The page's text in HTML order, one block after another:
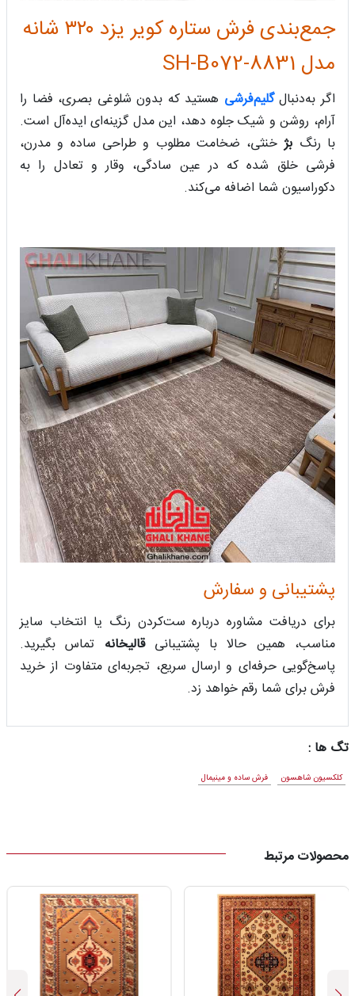
جمع‌بندی فرش ستاره کویر یزد ۳۲۰ شانه
مدل SH-B072-8831
اگر به‌دنبالگلیم‌فرشی هستید که بدون شلوغی بصری، فضا را
آرام، روشن و شیک جلوه دهد، این مدل گزینه‌ای ایده‌آل است.
با رنگ بژ خنثی، ضخامت مطلوب و طراحی ساده و مدرن،
فرشی خلق شده که در عین سادگی، وقار و تعادل را به
دکوراسیون شما اضافه می‌کند.
پشتیبانی و سفارش
برای دریافت مشاوره درباره ست‌کردن رنگ یا انتخاب سایز
مناسب، همین حالا با پشتیبانیقالیخانه تماس بگیرید.
پاسخ‌گویی حرفه‌ای و ارسال سریع، تجربه‌ای متفاوت از خرید
فرش برای شما رقم خواهد زد.
تگ ها :
کلکسیون شاهسون فرش ساده و مینیمال
محصولات مرتبط